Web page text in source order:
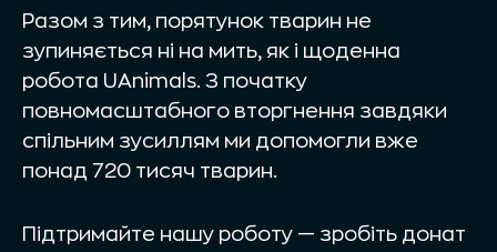
Разом з тим, порятунок тварин не
зупиняється ні на мить, як і щоденна
робота UAnimals. З початку
повномасштабного вторгнення завдяки
спільним зусиллям ми допомогли вже
понад 720 тисяч тварин.
Підтримайте нашу роботу — зробіть донат